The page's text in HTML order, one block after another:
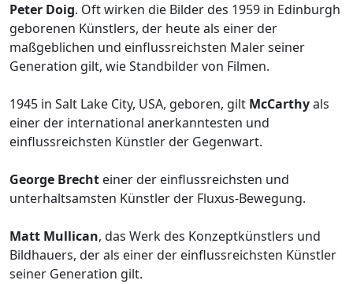
Peter Doig. Oft wirken die Bilder des 1959 in Edinburgh
geborenen Künstlers, der heute als einer der
maßgeblichen und einflussreichsten Maler seiner
Generation gilt, wie Standbilder von Filmen.
1945 in Salt Lake City, USA, geboren, gilt McCarthyals
einer der international anerkanntesten und
einflussreichsten Künstler der Gegenwart.
George Brecht einer der einflussreichsten und
unterhaltsamsten Künstler der Fluxus-Bewegung.
Matt Mullican, das Werk des Konzeptkünstlers und
Bildhauers, der als einer der einflussreichsten Künstler
seiner Generation gilt.